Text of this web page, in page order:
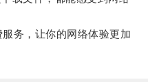
务，让你的网络体验更加